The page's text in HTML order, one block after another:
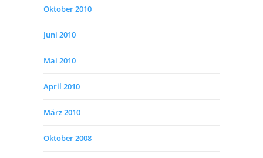
Oktober 2010
Juni 2010
Mai 2010
April 2010
März 2010
Oktober 2008